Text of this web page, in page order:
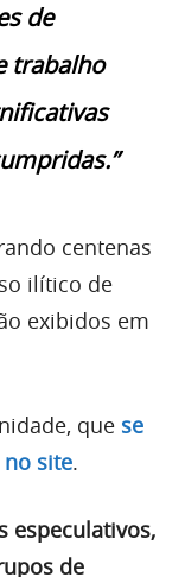
de
trabalho
centenas
ilítico de
exibidos em
que se
site.
especulativos,
de